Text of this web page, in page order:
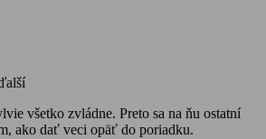
všetko zvládne. Preto sa na ňu ostatní
ako dať veci opäť do poriadku.